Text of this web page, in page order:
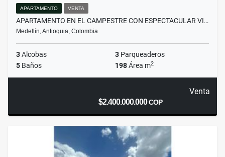
APARTAMENTO VENTA
APARTAMENTO EN EL CAMPESTRE CON ESPECTACULAR VI…
Medellín, Antioquia, Colombia
3Alcobas 3 Parqueaderos
5 Baños 198Área m2
Venta
$2.400.000.000COP